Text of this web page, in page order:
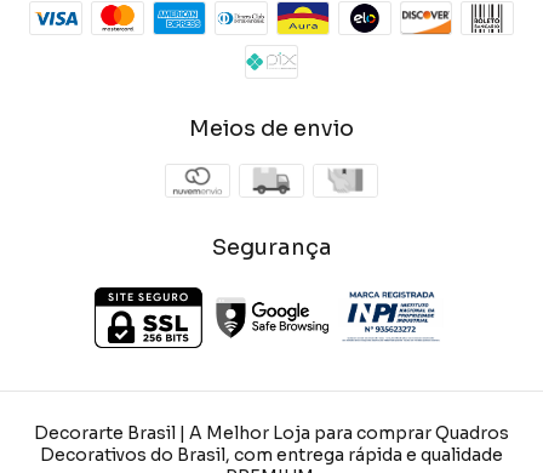
Meios de envio
Segurança
Decorarte Brasil | A Melhor Loja para comprar Quadros
Decorativos do Brasil, com entrega rápida e qualidade